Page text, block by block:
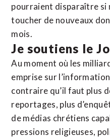
pourraient disparaître si
toucher de nouveaux
mois.
Je soutiens le
Au moment où les
emprise sur
contraire qu’il faut plus
reportages, plus
de médias chrétiens
pressions religieuses,